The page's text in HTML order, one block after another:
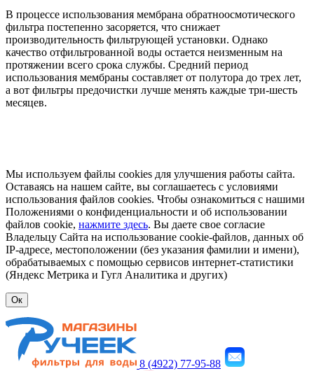
В процессе использования мембрана обратноосмотического
фильтра постепенно засоряется, что снижает
производительность фильтрующей установки. Однако
качество отфильтрованной воды остается неизменным на
протяжении всего срока службы. Средний период
использования мембраны составляет от полутора до трех лет,
а вот фильтры предочистки лучше менять каждые три-шесть
месяцев.
Мы используем файлы cookies для улучшения работы сайта.
Оставаясь на нашем сайте, вы соглашаетесь с условиями
использования файлов cookies. Чтобы ознакомиться с нашими
Положениями о конфиденциальности и об использовании
файлов cookie, нажмите здесь. Вы даете свое согласие
Владельцу Сайта на использование cookie-файлов, данных об
IP-адресе, местоположении (без указания фамилии и имени),
обрабатываемых с помощью сервисов интернет-статистики
(Яндекс Метрика и Гугл Аналитика и других)
Ок
8 (4922) 77-95-88